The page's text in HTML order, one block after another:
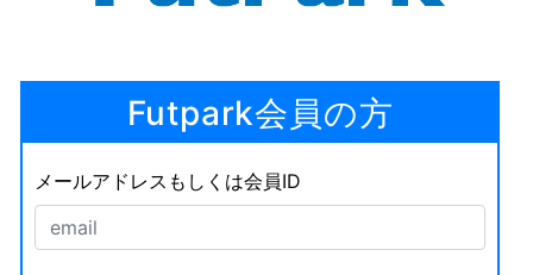
Futpark会員の方
メールアドレスもしくは会員ID